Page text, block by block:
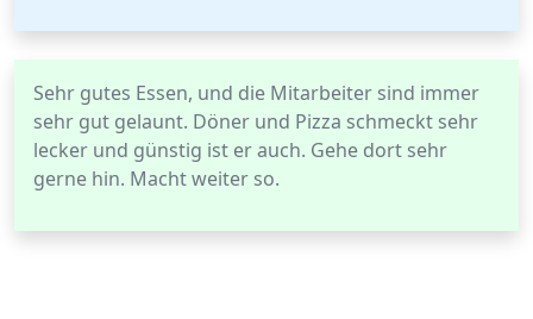
Sehr gutes Essen, und die Mitarbeiter sind immer
sehr gut gelaunt. Döner und Pizza schmeckt sehr
lecker und günstig ist er auch. Gehe dort sehr
gerne hin. Macht weiter so.